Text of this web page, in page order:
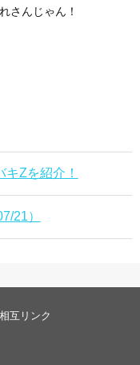
さんじゃん！
Zを紹介！
21）
相互リンク